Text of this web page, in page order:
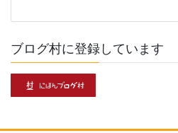
ブログ村に登録しています